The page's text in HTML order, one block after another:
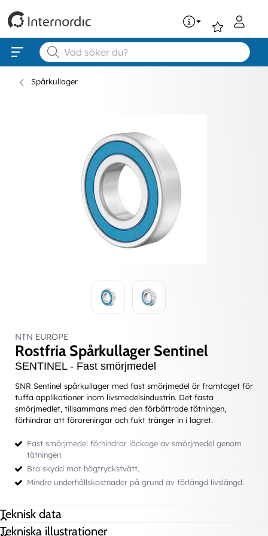
Spårkullager
NTN EUROPE
Rostfria Spårkullager Sentinel
SENTINEL - Fast smörjmedel
SNR Sentinel spårkullager med fast smörjmedel är framtaget för
tuffa applikationer inom livsmedelsindustrin. Det fasta
smörjmedlet, tillsammans med den förbättrade tätningen,
förhindrar att föroreningar och fukt tränger in i lagret.
Fast smörjmedel förhindrar läckage av smörjmedel genom
tätningen.
Bra skydd mot högtryckstvätt.
Mindre underhållskostnader på grund av förlängd livslängd.
Teknisk data
Tekniska illustrationer